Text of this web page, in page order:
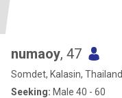
numaoy, 47
Somdet, Kalasin, Thailand
Seeking: Male 40 - 60